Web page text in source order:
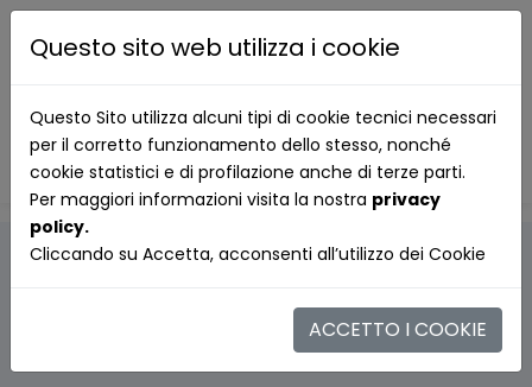
Questo sito web utilizza i cookie
Questo Sito utilizza alcuni tipi di cookie tecnici necessari
per il corretto funzionamento dello stesso, nonché
cookie statistici e di profilazione anche di terze parti.
Per maggiori informazioni visita la nostra privacy
policy.
Cliccando su Accetta, acconsenti all’utilizzo dei Cookie
ACCETTO I COOKIE
Le Nostre Sedi nel Lazio